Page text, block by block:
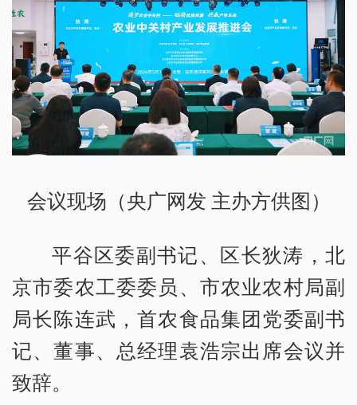
会议现场（央广网发 主办方供图）
平谷区委副书记、区长狄涛，北
京市委农工委委员、市农业农村局副
局长陈连武，首农食品集团党委副书
记、董事、总经理袁浩宗出席会议并
致辞。